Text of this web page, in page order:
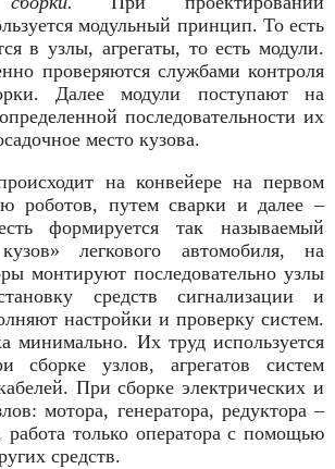
модульный принцип. То есть
в узлы, агрегаты, то есть модули.
проверяются службами контроля
Далее модули поступают на
последовательности их
место кузова.
на конвейере на первом
роботов, путем сварки и далее –
формируется так называемый
легкового автомобиля, на
монтируют последовательно узлы
средств сигнализации и
настройки и проверку систем.
минимально. Их труд используется
сборке узлов, агрегатов систем
При сборке электрических и
мотора, генератора, редуктора –
только оператора с помощью
средств.